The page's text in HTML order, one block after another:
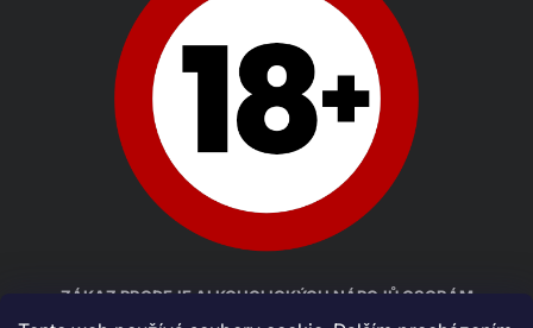
ZÁKAZ PRODEJE ALKOHOLICKÝCH NÁPOJŮ OSOBÁM